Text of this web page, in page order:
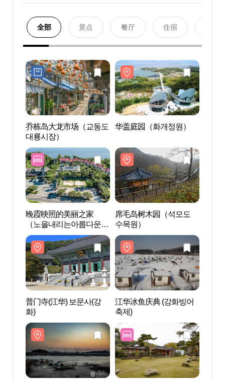
全部 景点 餐厅 住宿
乔栋岛大龙市场（교동도
대룡시장）
华盖庭园（화개정원）
晚霞映照的美丽之家
（노을내리는아름다운
집）
席毛岛树木园（석모도
수목원）
普门寺(江华) 보문사(강
화)
江华冰鱼庆典 (강화빙어
축제)